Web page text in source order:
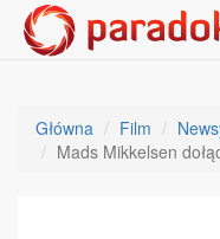
Główna Film
Mads Mikkelsen